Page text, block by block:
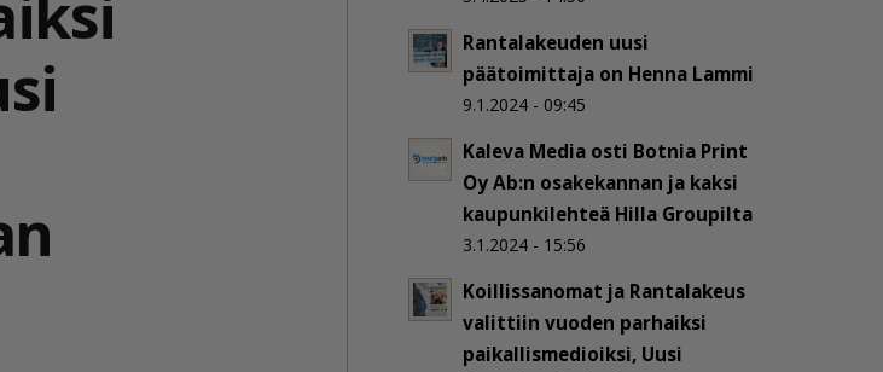
Rantalakeuden uusi
päätoimittaja on Henna Lammi
9.1.2024 - 09:45
Kaleva Media osti Botnia Print
Oy Ab:n osakekannan ja kaksi
kaupunkilehteä Hilla Groupilta
3.1.2024 - 15:56
Koillissanomat ja Rantalakeus
valittiin vuoden parhaiksi
paikallismedioiksi, Uusi